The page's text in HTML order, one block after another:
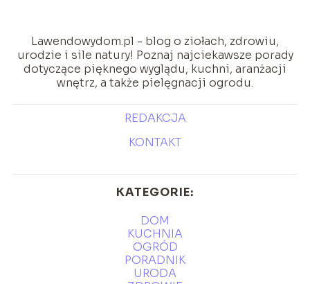
Lawendowydom.pl - blog o ziołach, zdrowiu,
urodzie i sile natury! Poznaj najciekawsze porady
dotyczące pięknego wyglądu, kuchni, aranżacji
wnętrz, a także pielęgnacji ogrodu.
REDAKCJA
KONTAKT
KATEGORIE:
DOM
KUCHNIA
OGRÓD
PORADNIK
URODA